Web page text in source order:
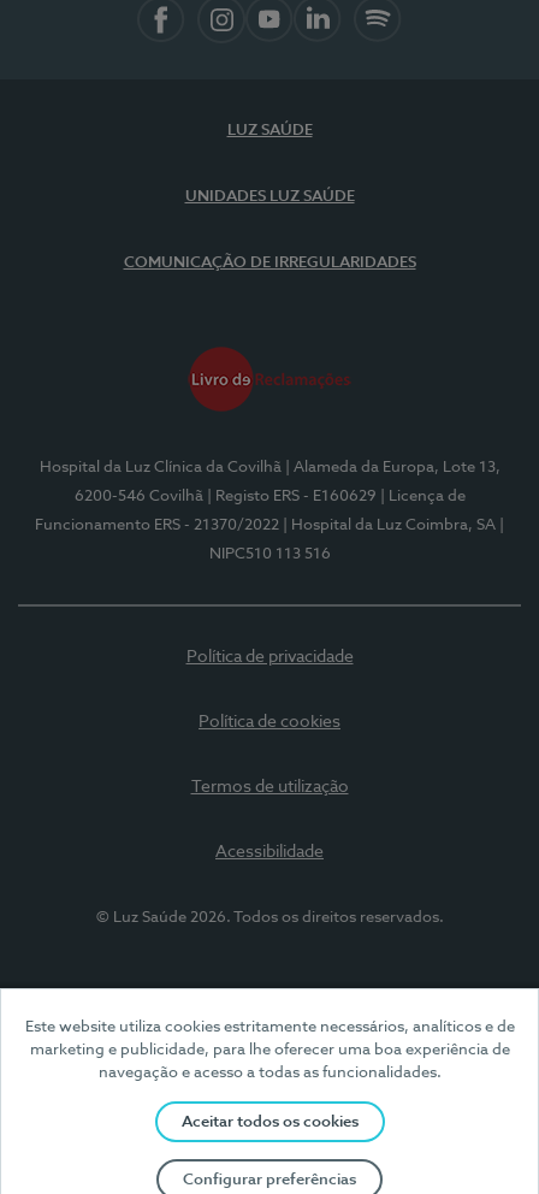
Este website utiliza cookies estritamente necessários, analíticos e de
marketing e publicidade, para lhe oferecer uma boa experiência de
navegação e acesso a todas as funcionalidades.
Aceitar todos os cookies
Configurar preferências
LUZ SAÚDE
UNIDADES LUZ SAÚDE
COMUNICAÇÃO DE IRREGULARIDADES
Hospital da Luz Clínica da Covilhã
| Alameda da Europa, Lote 13,
6200-546 Covilhã
| Registo ERS - E160629
| Licença de
Funcionamento ERS - 21370/2022
| Hospital da Luz Coimbra, SA
NIPC510 113 516
Política de privacidade
Política de cookies
Termos de utilização
Acessibilidade
© Luz Saúde 2026. Todos os direitos reservados.